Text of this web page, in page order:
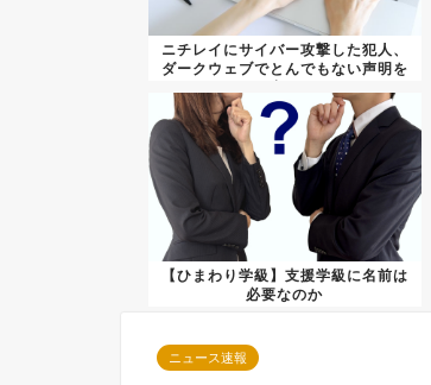
ニチレイにサイバー攻撃した犯人、
ダークウェブでとんでもない声明を
【ひまわり学級】支援学級に名前は
必要なのか
ニュース速報